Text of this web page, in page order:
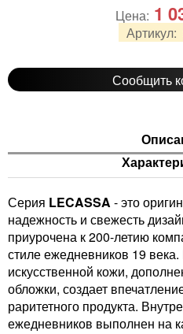
Артикул:
Сообщить
Цена: 1
Серия LECASSA - это
надежность и свежесть
приурочена к 200-летию
стиле ежедневников 19
искусственной кожи,
обложки, создает
раритетного продукта.
ежедневников выполнен на